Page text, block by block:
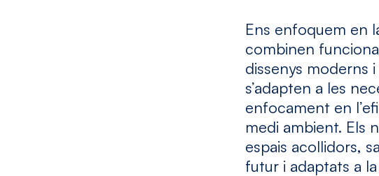
Ens enfoquem en
combinen
dissenys moderns
s’adapten a les
enfocament en
medi ambient. Els
espais acollidors,
futur i adaptats a